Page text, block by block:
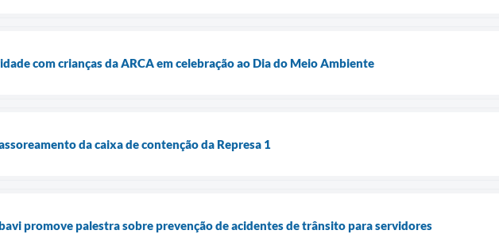
com crianças da ARCA em celebração ao Dia do Meio Ambiente
da caixa de contenção da Represa 1
promove palestra sobre prevenção de acidentes de trânsito para servidores